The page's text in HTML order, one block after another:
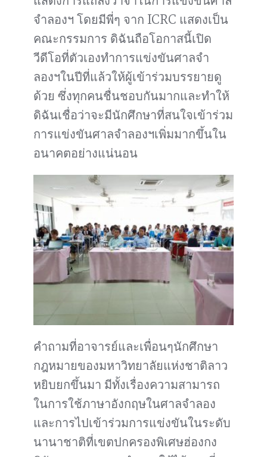
จำลองฯ โดยมีพี่ๆ จาก ICRC แสดงเป็น
คณะกรรมการ ดิฉันถือโอกาสนี้เปิด
วีดีโอที่ตัวเองทำการแข่งขันศาลจำ
ลองฯในปีที่แล้วให้ผู้เข้าร่วมบรรยายดู
ด้วย ซึ่งทุกคนชื่นชอบกันมากและทำให้
ดิฉันเชื่อว่าจะมีนักศึกษาที่สนใจเข้าร่วม
การแข่งขันศาลจำลองฯเพิ่มมากขึ้นใน
อนาคตอย่างแน่นอน
คำถามที่อาจารย์และเพื่อนๆนักศึกษา
กฎหมายของมหาวิทยาลัยแห่งชาติลาว
หยิบยกขึ้นมา มีทั้งเรื่องความสามารถ
ในการใช้ภาษาอังกฤษในศาลจำลอง
และการไปเข้าร่วมการแข่งขันในระดับ
นานาชาติที่เขตปกครองพิเศษฮ่องกง